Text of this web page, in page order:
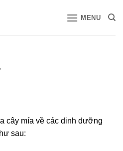
MENU
cây mía về các dinh dưỡng
sau: